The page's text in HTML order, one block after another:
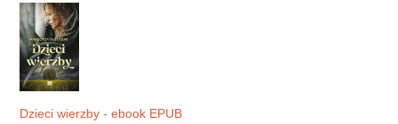
Dzieci wierzby - ebook EPUB